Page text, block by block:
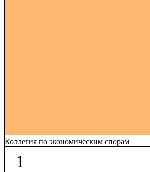
Коллегия по экономическим спорам
1